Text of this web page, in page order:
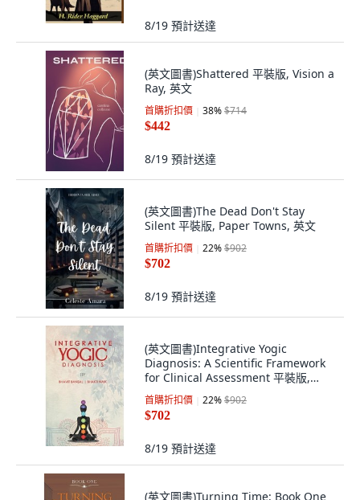
8/19 預計送達
(英文圖書)Shattered 平裝版, Vision a
Ray, 英文
首購折扣價 38%$714
$442
8/19 預計送達
(英文圖書)The Dead Don't Stay
Silent 平裝版, Paper Towns, 英文
首購折扣價 22%$902
$702
8/19 預計送達
(英文圖書)Integrative Yogic
Diagnosis: A Scientific Framework
for Clinical Assessment 平裝版,
Paper Towns, 英文
首購折扣價 22%$902
$702
8/19 預計送達
(英文圖書)Turning Time: Book One